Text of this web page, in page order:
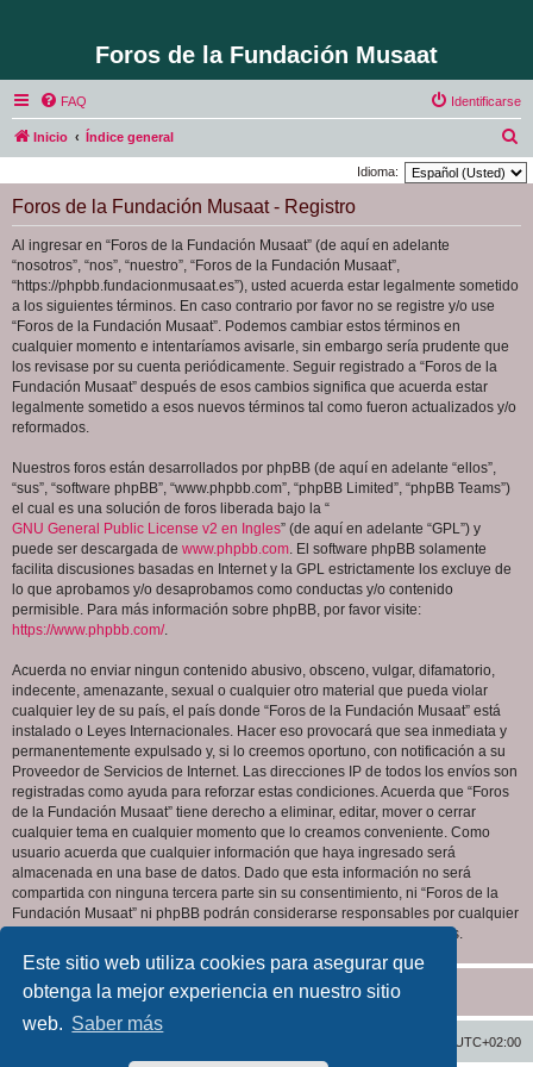
Este sitio web utiliza cookies para asegurar que
obtenga la mejor experiencia en nuestro sitio
web. Saber más
Foros de la Fundación Musaat
FAQ Identificarse
Inicio Índice general
u
Idioma:
Foros de la Fundación Musaat - Registro
Al ingresar en “Foros de la Fundación Musaat” (de aquí en adelante
“nosotros”, “nos”, “nuestro”, “Foros de la Fundación Musaat”,
“https://phpbb.fundacionmusaat.es”), usted acuerda estar legalmente sometido
a los siguientes términos. En caso contrario por favor no se registre y/o use
“Foros de la Fundación Musaat”. Podemos cambiar estos términos en
cualquier momento e intentaríamos avisarle, sin embargo sería prudente que
los revisase por su cuenta periódicamente. Seguir registrado a “Foros de la
Fundación Musaat” después de esos cambios significa que acuerda estar
legalmente sometido a esos nuevos términos tal como fueron actualizados y/o
reformados.
Nuestros foros están desarrollados por phpBB (de aquí en adelante “ellos”,
“sus”, “software phpBB”, “www.phpbb.com”, “phpBB Limited”, “phpBB Teams”)
el cual es una solución de foros liberada bajo la “
GNU General Public License v2 en Ingles” (de aquí en adelante “GPL”) y
puede ser descargada de www.phpbb.com. El software phpBB solamente
facilita discusiones basadas en Internet y la GPL estrictamente los excluye de
lo que aprobamos y/o desaprobamos como conductas y/o contenido
permisible. Para más información sobre phpBB, por favor visite:
https://www.phpbb.com/.
Acuerda no enviar ningun contenido abusivo, obsceno, vulgar, difamatorio,
indecente, amenazante, sexual o cualquier otro material que pueda violar
cualquier ley de su país, el país donde “Foros de la Fundación Musaat” está
instalado o Leyes Internacionales. Hacer eso provocará que sea inmediata y
permanentemente expulsado y, si lo creemos oportuno, con notificación a su
Proveedor de Servicios de Internet. Las direcciones IP de todos los envíos son
registradas como ayuda para reforzar estas condiciones. Acuerda que “Foros
de la Fundación Musaat” tiene derecho a eliminar, editar, mover o cerrar
cualquier tema en cualquier momento que lo creamos conveniente. Como
usuario acuerda que cualquier información que haya ingresado será
almacenada en una base de datos. Dado que esta información no será
compartida con ninguna tercera parte sin su consentimiento, ni “Foros de la
Fundación Musaat” ni phpBB podrán considerarse responsables por cualquier
intento de hacking que conlleve a que los datos sean comprometidos.
UTC+02:00